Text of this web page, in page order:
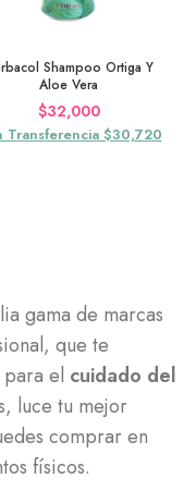
Shampoo Ortiga Y
Aloe Vera
$32,000
Transferencia $30,720
gama de marcas
que te
el cuidado del
luce tu mejor
comprar en
físicos.